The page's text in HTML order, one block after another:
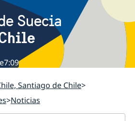
Suecia
7:09
Santiago de Chile
Noticias